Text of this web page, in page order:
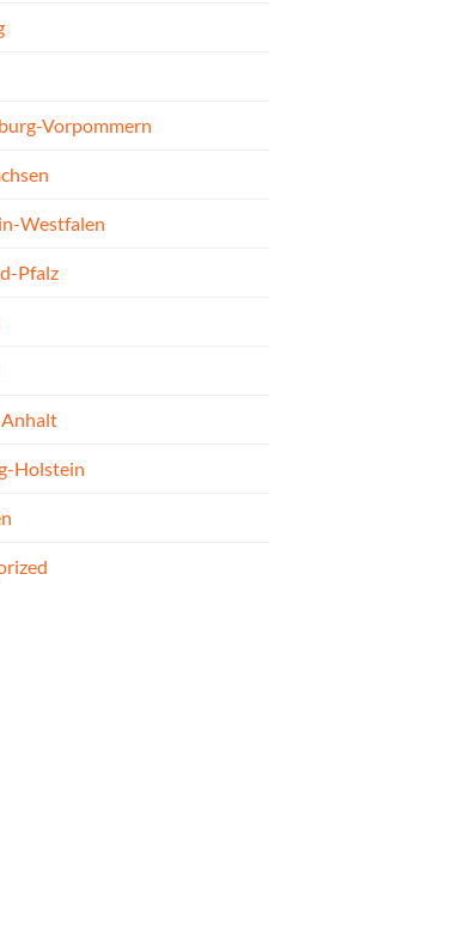
Vorpommern
Westfalen
Pfalz
Anhalt
Holstein